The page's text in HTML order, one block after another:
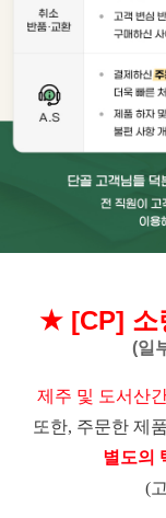
★ [CP] 소
(일
제주 및 도서산
또한, 주문한 제
별도의
(